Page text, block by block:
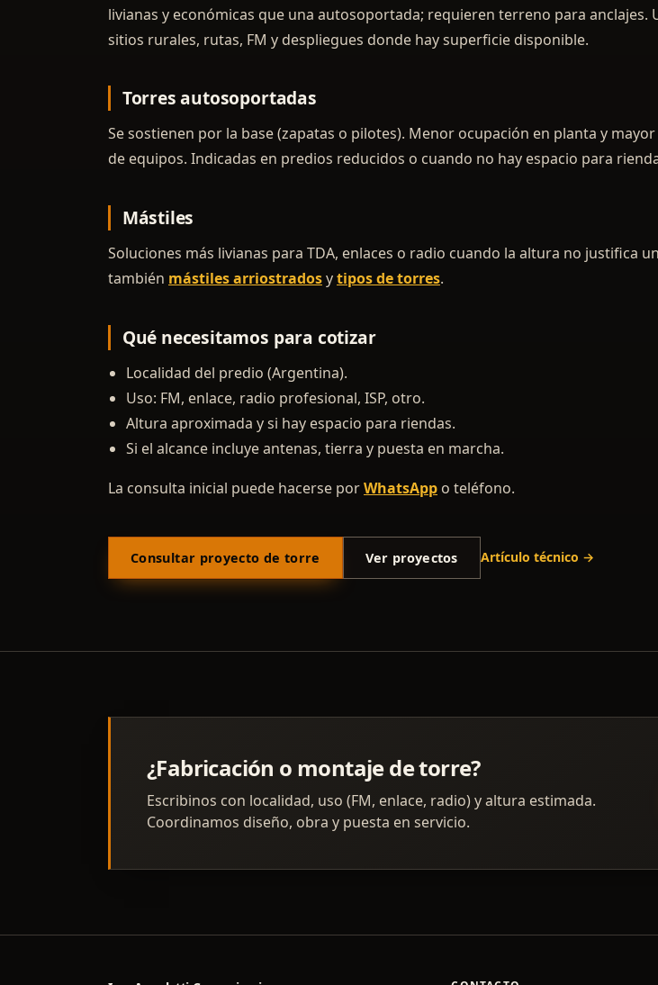
livianas y económicas que una autosoportada; requieren terreno para anclajes.
sitios rurales, rutas, FM y despliegues donde hay superficie disponible.
Torres autosoportadas
Se sostienen por la base (zapatas o pilotes). Menor ocupación en planta y
de equipos. Indicadas en predios reducidos o cuando no hay espacio para
Mástiles
Soluciones más livianas para TDA, enlaces o radio cuando la altura no justifica
también mástiles arriostradosytipos de torres.
Qué necesitamos para cotizar
Localidad del predio (Argentina).
Uso: FM, enlace, radio profesional, ISP, otro.
Altura aproximada y si hay espacio para riendas.
Si el alcance incluye antenas, tierra y puesta en marcha.
La consulta inicial puede hacerse porWhatsApp o teléfono.
Consultar proyecto de torre Ver proyectos Artículo técnico →
¿Fabricación o montaje de torre?
Escribinos con localidad, uso (FM, enlace, radio) y altura estimada.
Coordinamos diseño, obra y puesta en servicio.